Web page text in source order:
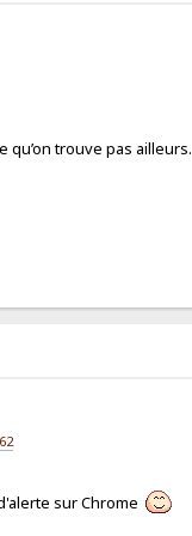
trouve pas ailleurs.
sur Chrome